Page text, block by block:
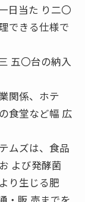
日当た り二〇
できる仕様で
五〇台の納入
関係、ホテ
食堂など幅 広
ムズは、食品
よび発酵菌
り生じる肥